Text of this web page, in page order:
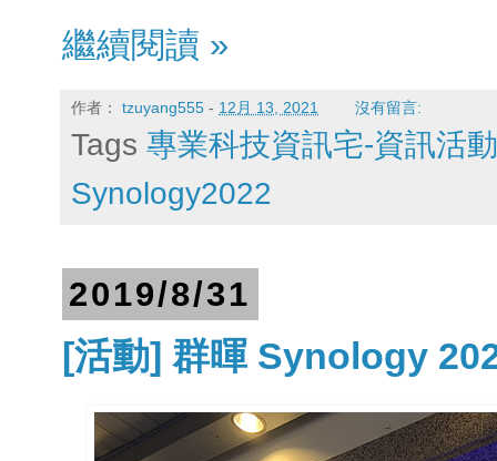
繼續閱讀 »
作者： tzuyang555 - 12月 13, 2021 沒有留言:
Tags 專業科技資訊宅-資訊活動
Synology2022
2019/8/31
[活動] 群暉 Synology